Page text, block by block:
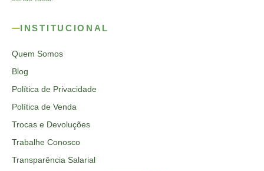
INSTITUCIONAL
Quem Somos
Blog
Política de Privacidade
Política de Venda
Trocas e Devoluções
Trabalhe Conosco
Transparência Salarial